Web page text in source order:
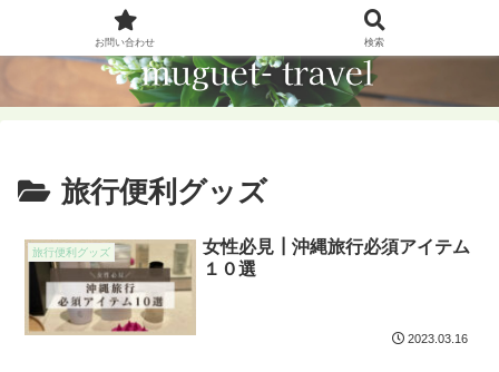
旅行便利グッズ
旅行便利グッズ
女性必見┃沖縄旅行必須アイテム
１０選
2023.03.16
お問い合わせ 検索